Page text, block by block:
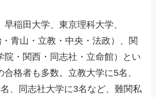
稲田大学、東京理科大学、
青山・立教・中央・法政）、関
院・関西・同志社・立命館）とい
合格者も多数。立教大学に5名、
、同志社大学に3名など、難関私